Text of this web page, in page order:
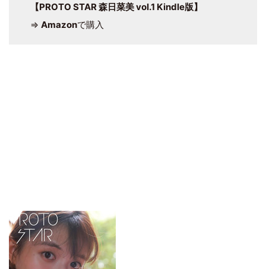
【PROTO STAR 森日菜美 vol.1 Kindle版】
⇒ Amazonで購入